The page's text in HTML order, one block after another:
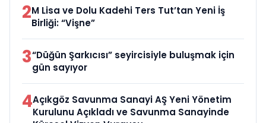
2M Lisa ve Dolu Kadehi Ters Tut’tan Yeni İş
Birliği: “Vişne”
3“Düğün Şarkıcısı” seyircisiyle buluşmak için
gün sayıyor
4Açıkgöz Savunma Sanayi AŞ Yeni Yönetim
Kurulunu Açıkladı ve Savunma Sanayinde